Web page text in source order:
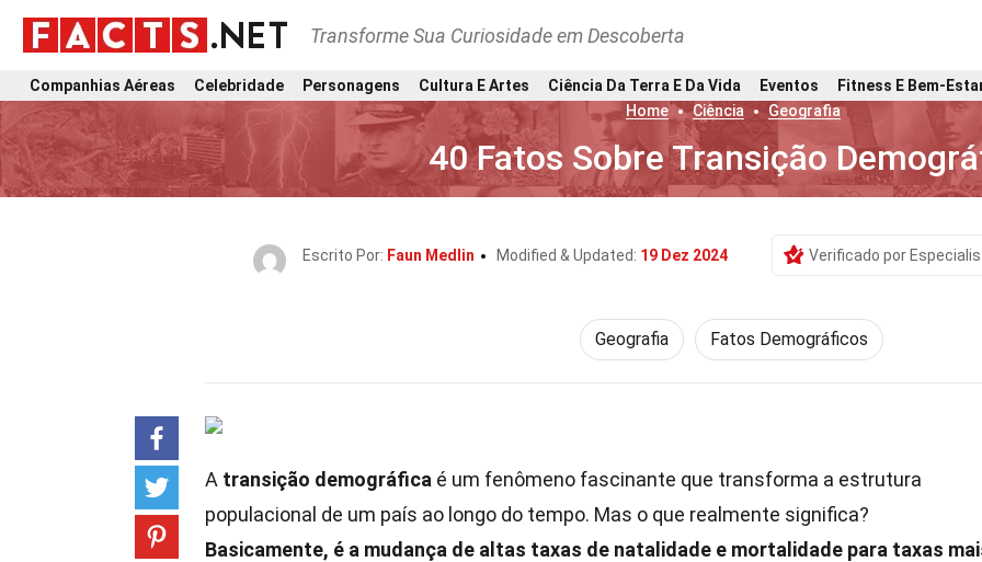
Transforme Sua Curiosidade em Descoberta
Companhias Aéreas Celebridade Personagens Cultura E Artes Ciência Da Terra E Da Vida Eventos Fitness E Bem-
Home
Ciência Geografia
40 Fatos Sobre Transição
Escrito Por: Faun Medlin Modified & Updated: 19 Dez 2024 Verificado por
Geografia Fatos Demográficos
A transição demográfica é um fenômeno fascinante que transforma a estrutura
populacional de um país ao longo do tempo. Mas o que realmente significa?
Basicamente, é a mudança de altas taxas de natalidade e mortalidade para taxas